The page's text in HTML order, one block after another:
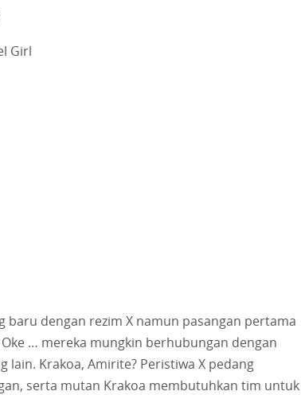
Girl
baru dengan rezim X namun pasangan pertama
… mereka mungkin berhubungan dengan
Krakoa, Amirite? Peristiwa X pedang
serta mutan Krakoa membutuhkan tim untuk